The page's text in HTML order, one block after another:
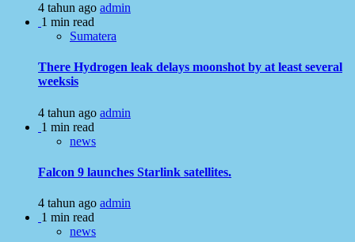
4 tahun ago admin
1 min read
Sumatera
There Hydrogen leak delays moonshot by at least several
weeksis
4 tahun ago admin
1 min read
news
Falcon 9 launches Starlink satellites.
4 tahun ago admin
1 min read
news